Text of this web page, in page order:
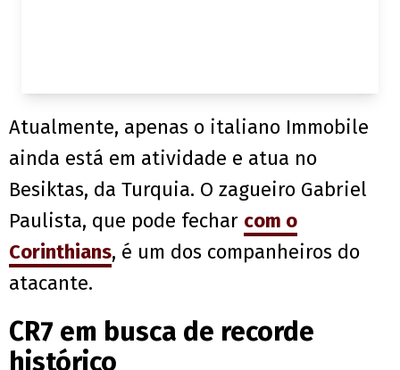
Atualmente, apenas o italiano Immobile
ainda está em atividade e atua no
Besiktas, da Turquia. O zagueiro Gabriel
Paulista, que pode fechar com o
Corinthians, é um dos companheiros do
atacante.
CR7 em busca de recorde
histórico